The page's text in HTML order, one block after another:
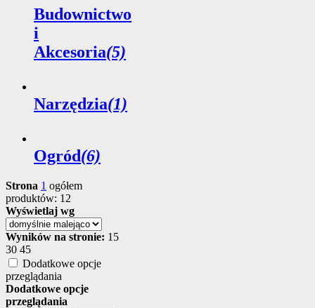
Budownictwo
i
Akcesoria(5)
Narzędzia(1)
Ogród(6)
Strona 1 ogółem
produktów: 12
Wyświetlaj wg
Wyników na stronie: 15
30 45
Dodatkowe opcje
przeglądania
Dodatkowe opcje
przeglądania